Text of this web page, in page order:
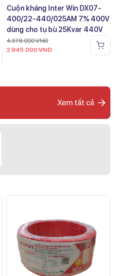
Cuộn kháng Inter Win DX07-
400/22-440/025AM 7% 400V
dùng cho tụ bù 25Kvar 440V
4.378.000VNĐ
2.845.000 VNĐ
Xem tất cả